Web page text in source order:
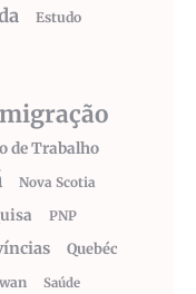
Estudo
de Trabalho
Nova Scotia
PNP
Quebéc
Saúde